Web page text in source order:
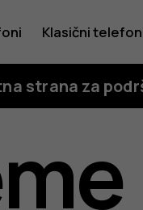
Klasični
strana za